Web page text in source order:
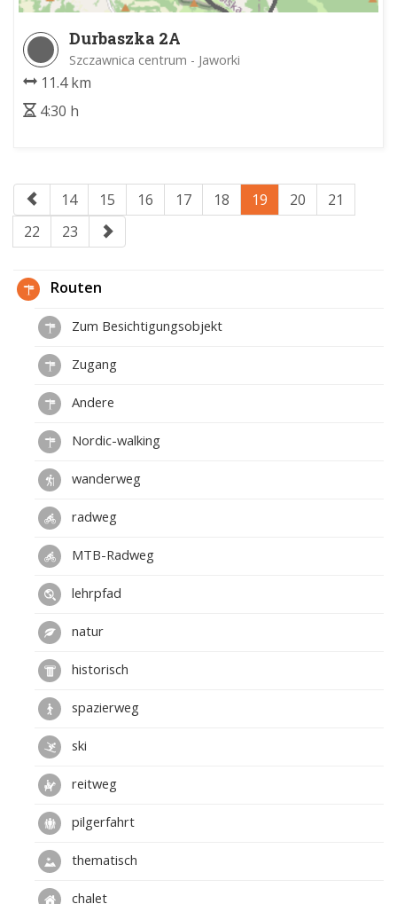
Durbaszka 2A
Szczawnica centrum - Jaworki
11.4 km
4:30 h
14 15 16 17 18 19 20
21
22
23
Routen
Zum Besichtigungsobjekt
Zugang
Andere
Nordic-walking
wanderweg
radweg
MTB-Radweg
lehrpfad
natur
historisch
spazierweg
ski
reitweg
pilgerfahrt
thematisch
chalet